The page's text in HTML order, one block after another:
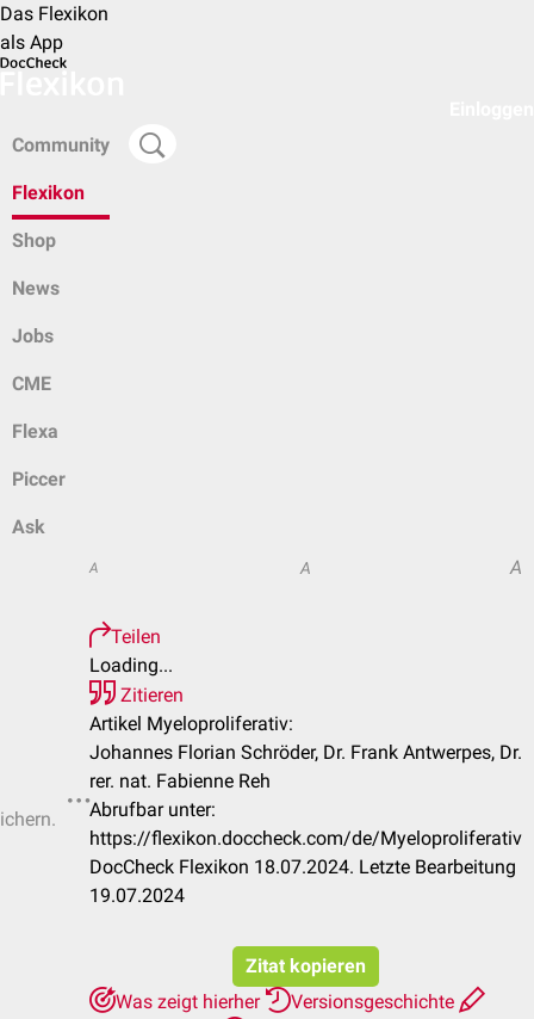
Das Flexikon
als App
Community
Flexikon
Shop
News
Jobs
CME
Flexa
Piccer
Ask
A A A
Teilen
Loading...
Zitieren
Artikel Myeloproliferativ:
Johannes Florian Schröder, Dr. Frank Antwerpes, Dr.
rer. nat. Fabienne Reh
Abrufbar unter:
https://flexikon.doccheck.com/de/Myeloproliferativ
DocCheck Flexikon 18.07.2024. Letzte Bearbeitung
19.07.2024
Zitat kopieren
Was zeigt hierher
Versionsgeschichte